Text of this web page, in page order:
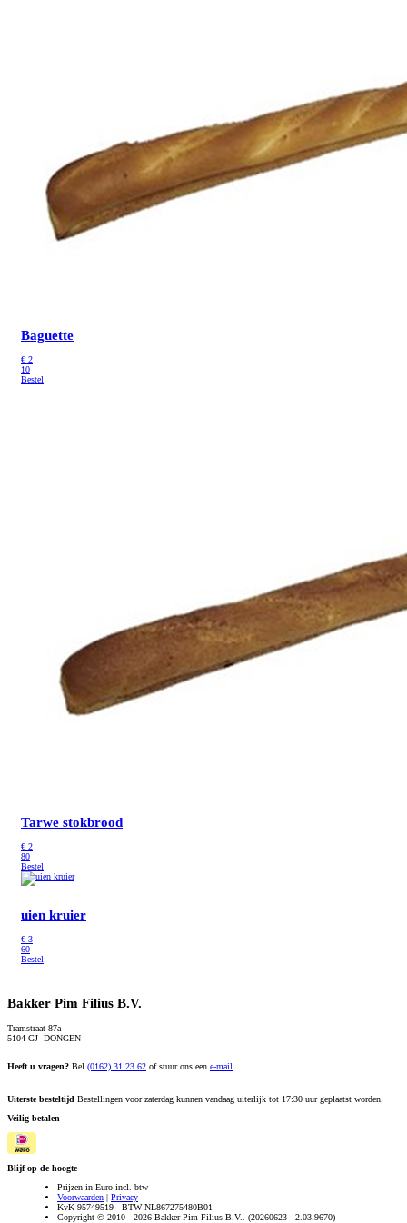
Baguette
€ 2
10
Bestel
Tarwe stokbrood
€ 2
80
Bestel
uien kruier
€ 3
60
Bestel
Bakker Pim Filius B.V.
Tramstraat 87a
5104 GJ DONGEN
Heeft u vragen? Bel (0162) 31 23 62 of stuur ons een e-mail
Uiterste besteltijd Bestellingen voor zaterdag kunnen vandaag uiterlijk tot 17:30 uur geplaatst worden.
Veilig betalen
Blijf op de hoogte
Prijzen in Euro incl. btw
Voorwaarden | Privacy
KvK 95749519 - BTW NL867275480B01
Copyright © 2010 - 2026 Bakker Pim Filius B.V.. (20260623 - 2.03.9670)